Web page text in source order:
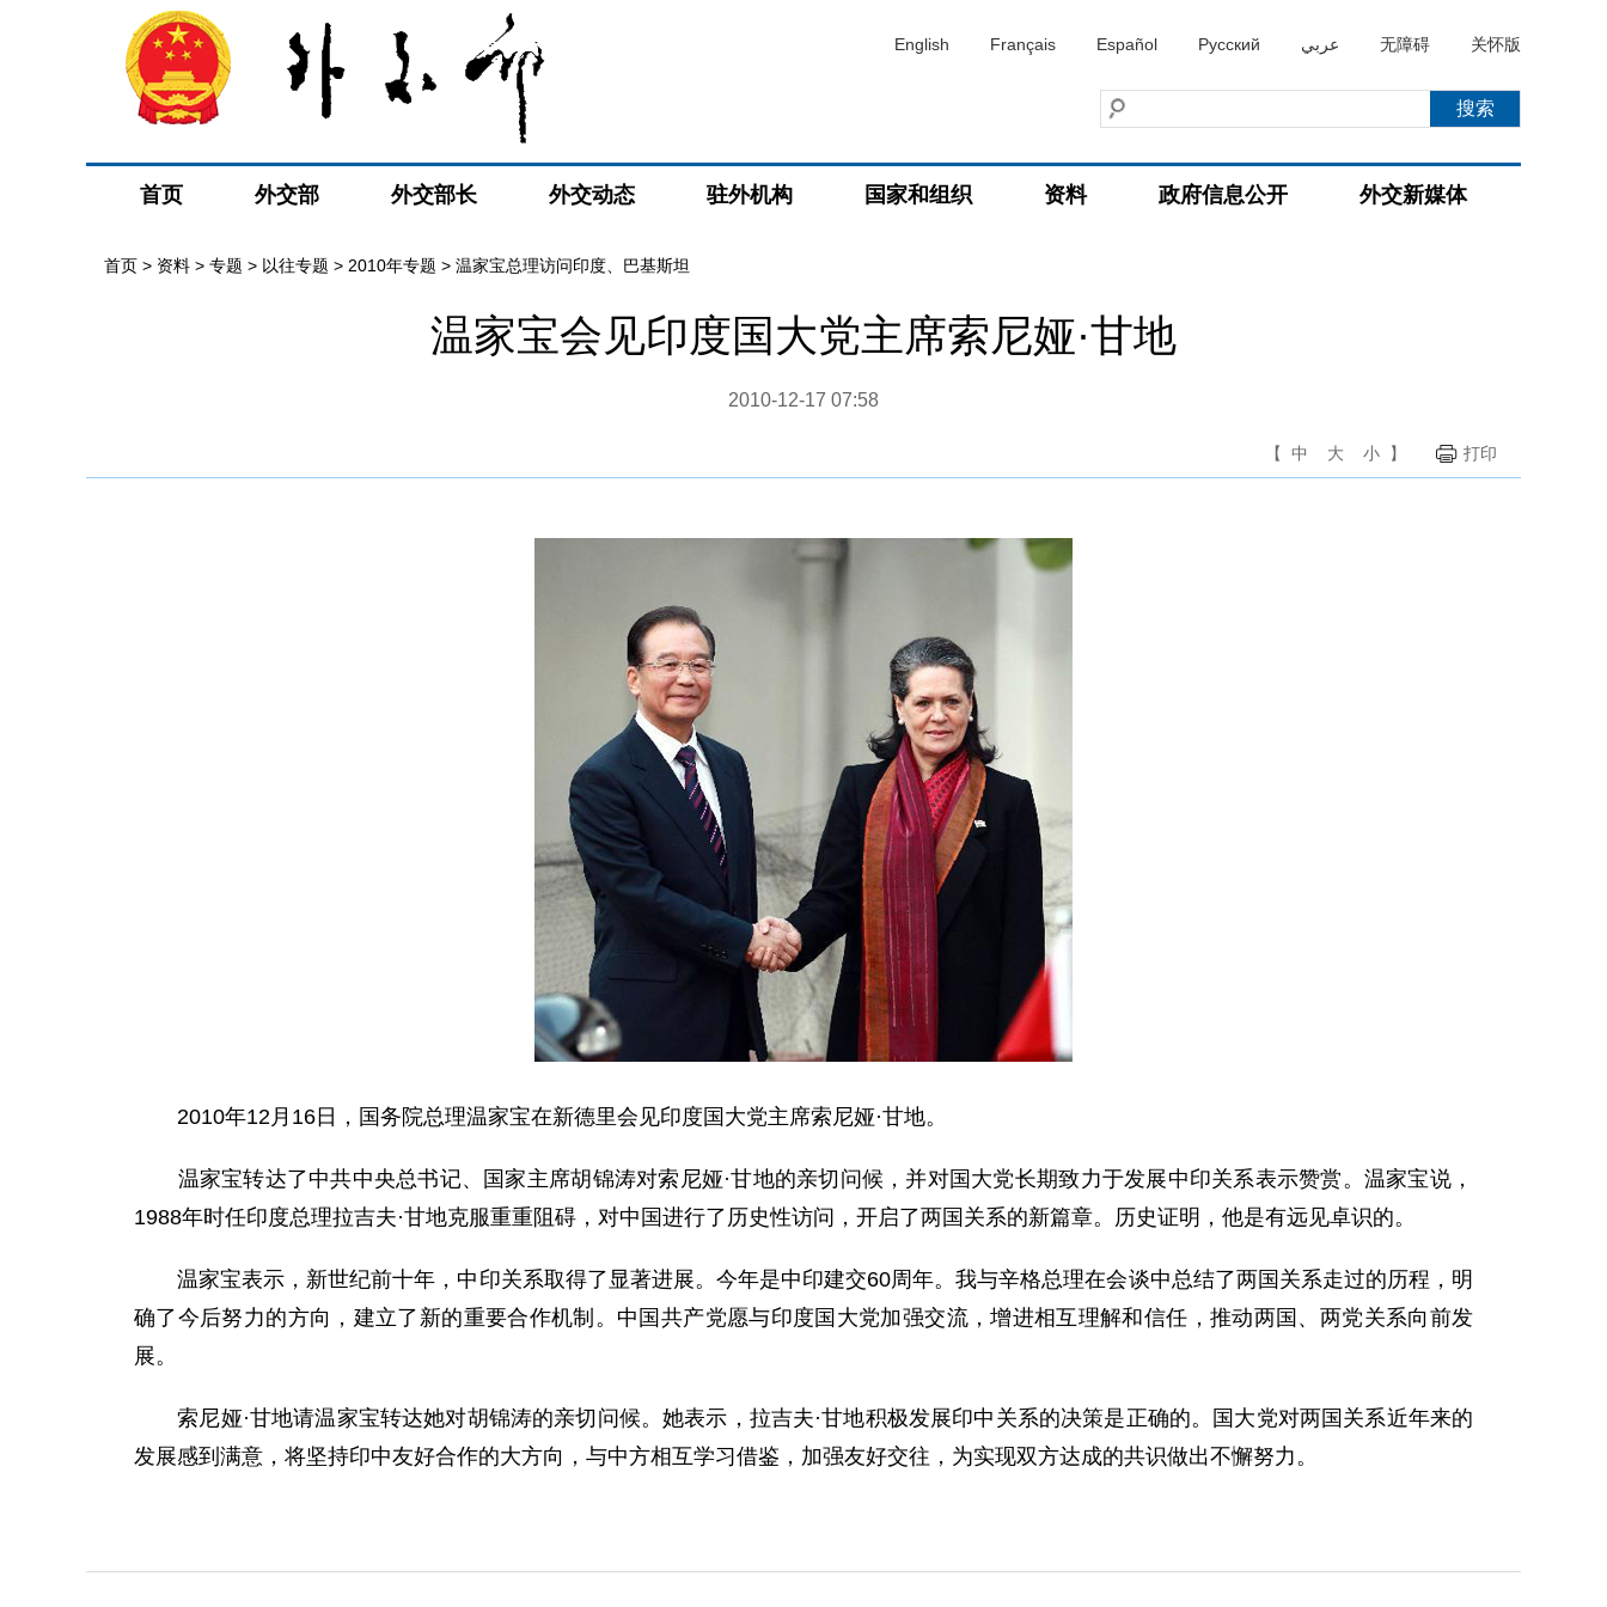
English Français Español Русский عربي 无障碍 关怀版
首页 外交部 外交部长 外交动态 驻外机构 国家和组织 资料 政府信息公开 外交新媒体
首页 > 资料 > 专题 > 以往专题 > 2010年专题 > 温家宝总理访问印度、巴基斯坦
温家宝会见印度国大党主席索尼娅·甘地
2010-12-17 07:58
【 中 大 小 】 打印
2010年12月16日，国务院总理温家宝在新德里会见印度国大党主席索尼娅·甘地。
温家宝转达了中共中央总书记、国家主席胡锦涛对索尼娅·甘地的亲切问候，并对国大党长期致力于发展中印关系表示赞赏。温家宝说，
1988年时任印度总理拉吉夫·甘地克服重重阻碍，对中国进行了历史性访问，开启了两国关系的新篇章。历史证明，他是有远见卓识的。
温家宝表示，新世纪前十年，中印关系取得了显著进展。今年是中印建交60周年。我与辛格总理在会谈中总结了两国关系走过的历程，明
确了今后努力的方向，建立了新的重要合作机制。中国共产党愿与印度国大党加强交流，增进相互理解和信任，推动两国、两党关系向前发
展。
索尼娅·甘地请温家宝转达她对胡锦涛的亲切问候。她表示，拉吉夫·甘地积极发展印中关系的决策是正确的。国大党对两国关系近年来的
发展感到满意，将坚持印中友好合作的大方向，与中方相互学习借鉴，加强友好交往，为实现双方达成的共识做出不懈努力。